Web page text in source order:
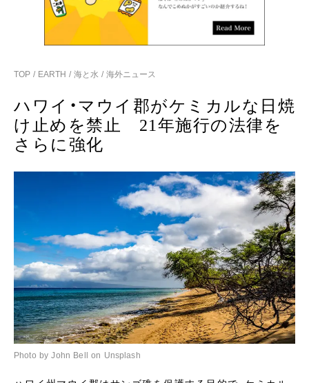
TOP EARTH 海と水 海外ニュース
ハワイ・マウイ郡がケミカルな日焼
け止めを禁止 21年施行の法律を
さらに強化
Photo by John Bell on Unsplash